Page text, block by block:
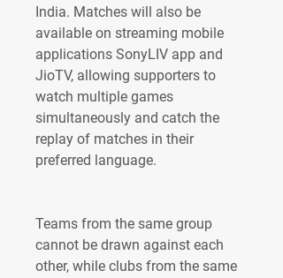
India. Matches will also be
available on streaming mobile
applications SonyLIV app and
JioTV, allowing supporters to
watch multiple games
simultaneously and catch the
replay of matches in their
preferred language.
Teams from the same group
cannot be drawn against each
other, while clubs from the same